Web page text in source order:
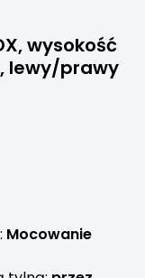
wysokość
lewy/prawy
Mocowanie